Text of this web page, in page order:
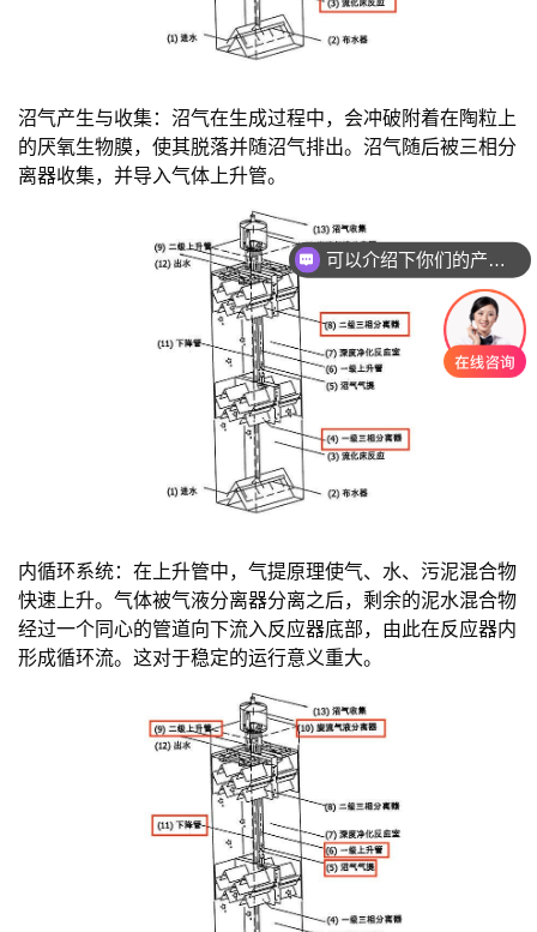
沼气产生与收集：沼气在生成过程中，会冲破附着在陶粒上
的厌氧生物膜，使其脱落并随沼气排出。沼气随后被三相分
离器收集，并导入气体上升管。
内循环系统：在上升管中，气提原理使气、水、污泥混合物
快速上升。气体被气液分离器分离之后，剩余的泥水混合物
经过一个同心的管道向下流入反应器底部，由此在反应器内
形成循环流。这对于稳定的运行意义重大。
可以介绍下你们的产品么？